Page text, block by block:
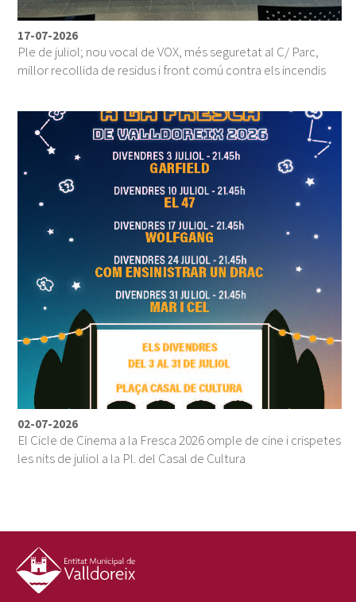
17-07-2026
Ple de juliol; nou vocal de VOX, més seguretat al C/ Parc,
millor recollida de residus i front comú contra els incendis
02-07-2026
El Cicle de Cinema a la Fresca 2026 omple de cine i crispetes
les nits de juliol a la Pl. del Casal de Cultura